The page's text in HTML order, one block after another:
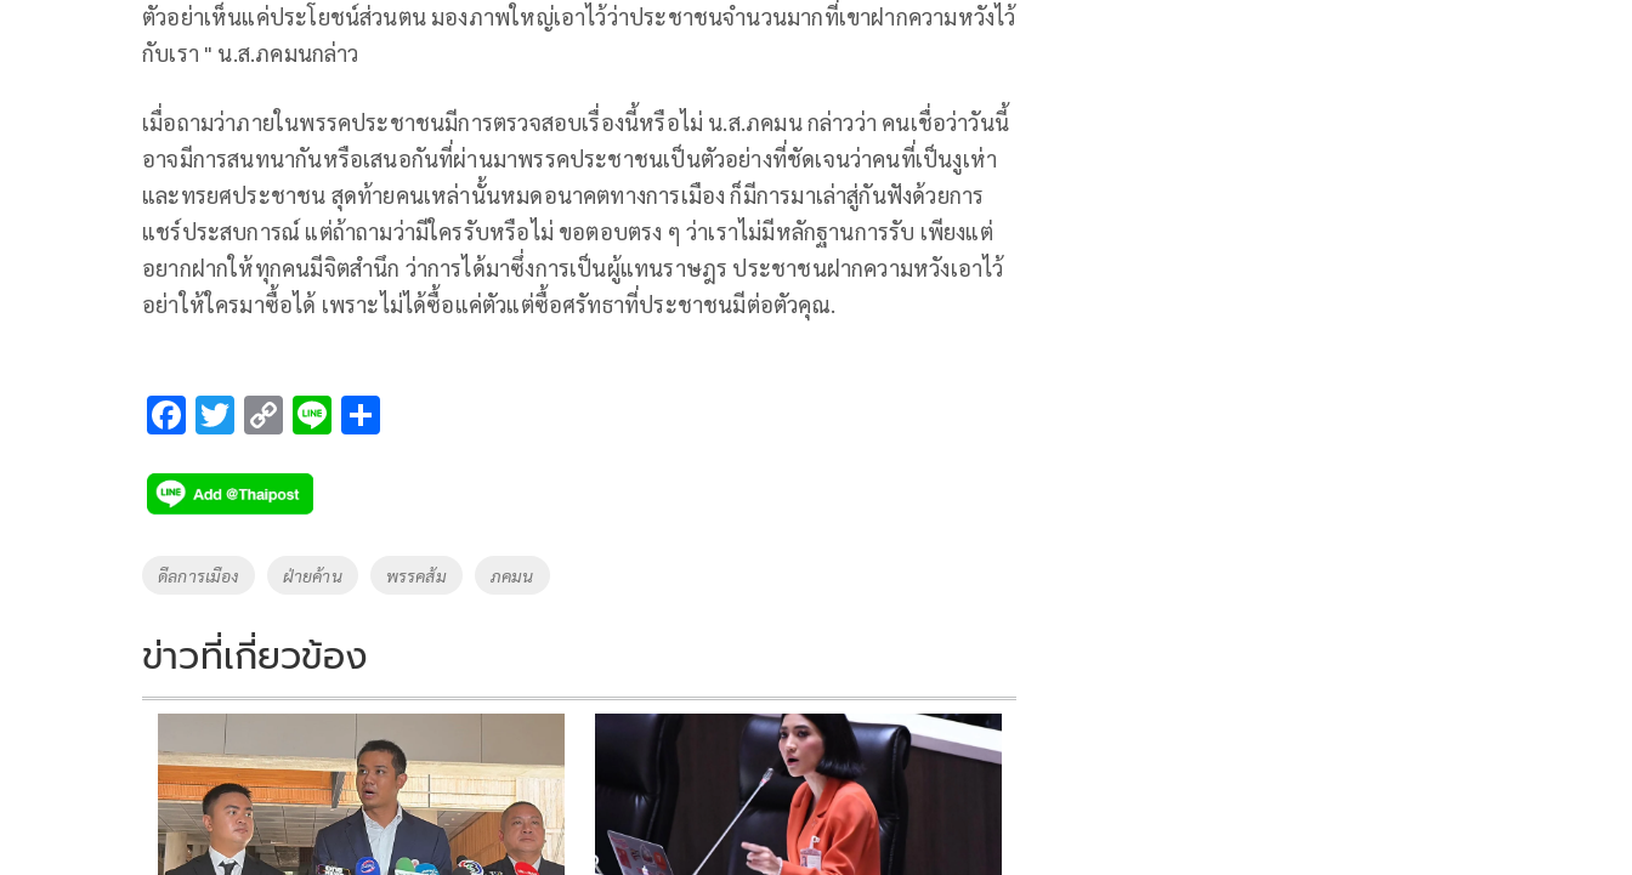
ตัวอย่าเห็นแค่ประโยชน์ส่วนตน มองภาพใหญ่เอาไว้ว่าประชาชนจำนวนมากที่เขาฝากความหวังไว้
กับเรา " น.ส.ภคมนกล่าว
เมื่อถามว่าภายในพรรคประชาชนมีการตรวจสอบเรื่องนี้หรือไม่ น.ส.ภคมน กล่าวว่า คนเชื่อว่าวันนี้
อาจมีการสนทนากันหรือเสนอกันที่ผ่านมาพรรคประชาชนเป็นตัวอย่างที่ชัดเจนว่าคนที่เป็นงูเห่า
และทรยศประชาชน สุดท้ายคนเหล่านั้นหมดอนาคตทางการเมือง ก็มีการมาเล่าสู่กันฟังด้วยการ
แชร์ประสบการณ์ แต่ถ้าถามว่ามีใครรับหรือไม่ ขอตอบตรง ๆ ว่าเราไม่มีหลักฐานการรับ เพียงแต่
อยากฝากให้ทุกคนมีจิตสำนึก ว่าการได้มาซึ่งการเป็นผู้แทนราษฎร ประชาชนฝากความหวังเอาไว้
อย่าให้ใครมาซื้อได้ เพราะไม่ได้ซื้อแค่ตัวแต่ซื้อศรัทธาที่ประชาชนมีต่อตัวคุณ.
F
e
b
o
k
T
tt
er
C
p
y
Li
k
Li
Tags
ดีลการเมือง ฝ่ายค้าน พรรคส้ม ภคมน
ข่าวที่เกี่ยวข้อง